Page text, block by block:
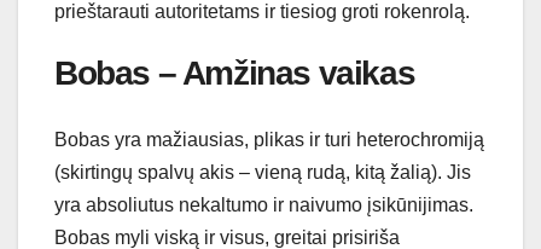
prieštarauti autoritetams ir tiesiog groti rokenrolą.
Bobas – Amžinas vaikas
Bobas yra mažiausias, plikas ir turi heterochromiją
(skirtingų spalvų akis – vieną rudą, kitą žalią). Jis
yra absoliutus nekaltumo ir naivumo įsikūnijimas.
Bobas myli viską ir visus, greitai prisiriša